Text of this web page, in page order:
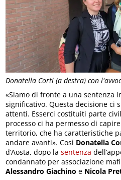
Donatella Corti (a destra) con
«Siamo di fronte a una sentenza
significativo. Questa decisione ci
attenti. Esserci costituiti parte
processo ci ha permesso di
territorio, che ha caratteristiche
andare avanti». Così Donatella
d’Aosta, dopo lasentenza
condannato per associazione
Alessandro Giachino e Nicola